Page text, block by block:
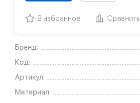
Бренд:
Код:
Артикул:
Материал:
В избранное Сравнить